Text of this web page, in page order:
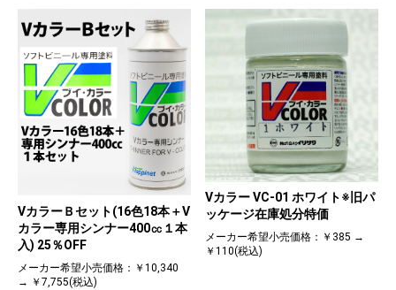
VカラーＢセット(16色18本＋V
カラー専用シンナー400㏄１本
入) 25％OFF
メーカー希望小売価格：￥10,340
→ ￥7,755(税込)
Vカラー VC-01 ホワイト※旧パ
ッケージ在庫処分特価
メーカー希望小売価格：￥385 →
￥110(税込)